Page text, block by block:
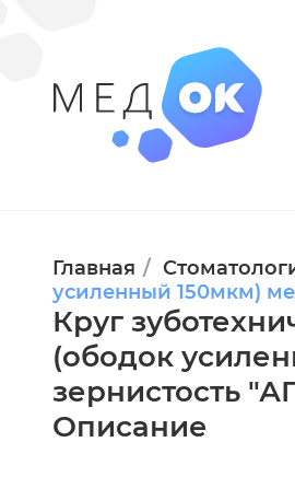
Главная
усиленный 150мкм)
Круг
(ободок
зернистость
Описание